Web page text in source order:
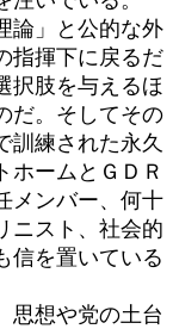
論」と公的な外
指揮下に戻るだ
択肢を与えるほ
だ。そしてその
訓練された永久
ホームとＧＤＲ
メンバー、何十
ニスト、社会的
信を置いている
思想や党の土台